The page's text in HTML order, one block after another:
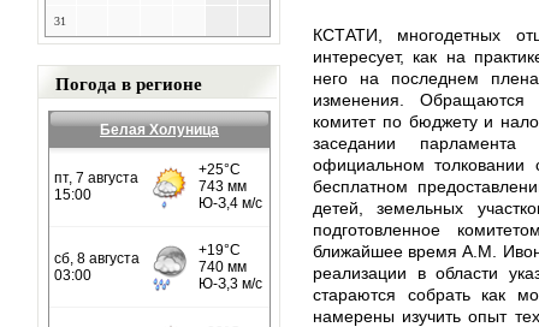
31
Погода в регионе
Белая Холуница
КСТАТИ, многодетных
интересует, как на
него на последнем
изменения.
комитет по бюджету и
заседании
официальном толковании
бесплатном
детей, земельных
подготовленное
ближайшее время А.М.
реализации в области
стараются собрать как
намерены изучить опыт